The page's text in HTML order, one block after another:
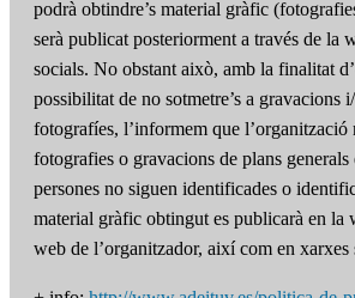
podrà obtindre’s material gràfic
serà publicat posteriorment a través de la
socials. No obstant això, amb la finalitat
possibilitat de no sotmetre’s a gravacions
fotografíes, l’informem que l’organització
fotografies o gravacions de plans generals
persones no siguen identificades o
material gràfic obtingut es publicarà en la
web de l’organitzador, així com en xarxes